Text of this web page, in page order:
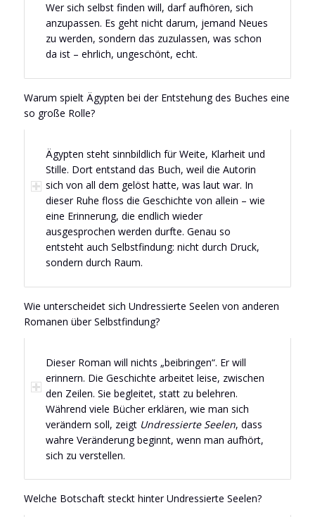
Wer sich selbst finden will, darf aufhören, sich
anzupassen. Es geht nicht darum, jemand Neues
zu werden, sondern das zuzulassen, was schon
da ist – ehrlich, ungeschönt, echt.
Warum spielt Ägypten bei der Entstehung des Buches eine
so große Rolle?
Ägypten steht sinnbildlich für Weite, Klarheit und
Stille. Dort entstand das Buch, weil die Autorin
sich von all dem gelöst hatte, was laut war. In
dieser Ruhe floss die Geschichte von allein – wie
eine Erinnerung, die endlich wieder
ausgesprochen werden durfte. Genau so
entsteht auch Selbstfindung: nicht durch Druck,
sondern durch Raum.
Wie unterscheidet sich Undressierte Seelen von anderen
Romanen über Selbstfindung?
Dieser Roman will nichts „beibringen“. Er will
erinnern. Die Geschichte arbeitet leise, zwischen
den Zeilen. Sie begleitet, statt zu belehren.
Während viele Bücher erklären, wie man sich
verändern soll, zeigt Undressierte Seelen, dass
wahre Veränderung beginnt, wenn man aufhört,
sich zu verstellen.
Welche Botschaft steckt hinter Undressierte Seelen?